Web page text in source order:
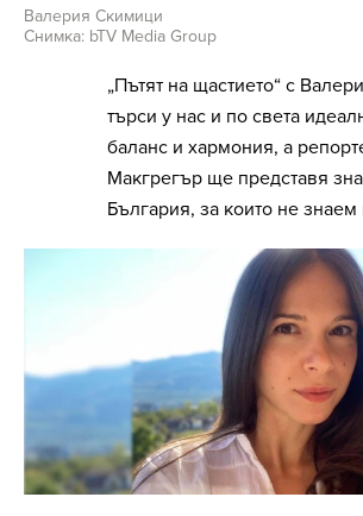
Валерия Скимици
Снимка: bTV Media Group
„Пътят на щастието“ с
търси у нас и по света
баланс и хармония, а
Макгрегър ще представя
България, за които не